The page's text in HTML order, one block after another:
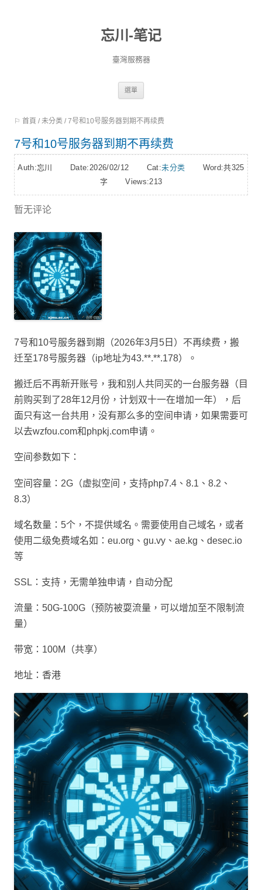
忘川-笔记
臺灣服務器
選單
內
容
⚐ 首頁 / 未分类 / 7号和10号服务器到期不再续费
7号和10号服务器到期不再续费
Auth:忘川 Date:2026/02/12 Cat:未分类 Word:共325
字 Views:213
暂无评论
7号和10号服务器到期（2026年3月5日）不再续费，搬
迁至178号服务器（ip地址为43.**.**.178）。
搬迁后不再新开账号，我和别人共同买的一台服务器（目
前购买到了28年12月份，计划双十一在增加一年），后
面只有这一台共用，没有那么多的空间申请，如果需要可
以去wzfou.com和phpkj.com申请。
空间参数如下：
空间容量：2G（虚拟空间，支持php7.4、8.1、8.2、
8.3）
域名数量：5个，不提供域名。需要使用自己域名，或者
使用二级免费域名如：eu.org、gu.vy、ae.kg、desec.io
等
SSL：支持，无需单独申请，自动分配
流量：50G-100G（预防被耍流量，可以增加至不限制流
量）
带宽：100M（共享）
地址：香港